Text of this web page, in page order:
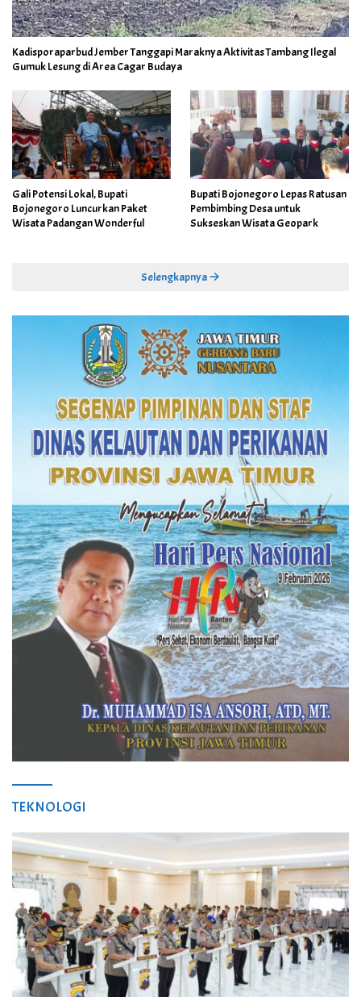
Kadisporaparbud Jember Tanggapi Maraknya Aktivitas Tambang Ilegal
Gumuk Lesung di Area Cagar Budaya
Gali Potensi Lokal, Bupati
Bojonegoro Luncurkan Paket
Wisata Padangan Wonderful
Bupati Bojonegoro Lepas Ratusan
Pembimbing Desa untuk
Sukseskan Wisata Geopark
Selengkapnya
TEKNOLOGI